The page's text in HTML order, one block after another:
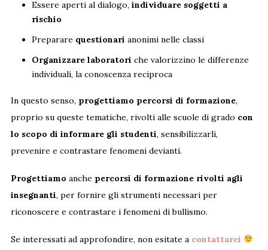
Essere aperti al dialogo, individuare soggetti a
rischio
Preparare questionari anonimi nelle classi
Organizzare laboratori che valorizzino le differenze
individuali, la conoscenza reciproca
In questo senso, progettiamo percorsi di formazione,
proprio su queste tematiche, rivolti alle scuole di grado con
lo scopo di informare gli studenti, sensibilizzarli,
prevenire e contrastare fenomeni devianti.
Progettiamo anche percorsi di formazione rivolti agli
insegnanti, per fornire gli strumenti necessari per
riconoscere e contrastare i fenomeni di bullismo.
Se interessati ad approfondire, non esitate a contattarci